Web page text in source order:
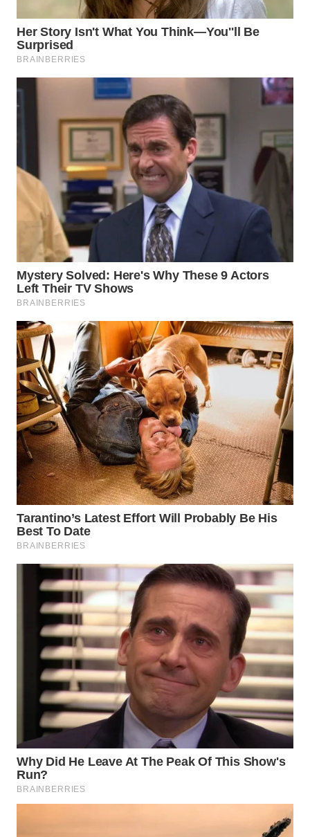
WN
TAPANULI
UTARA
SAMOSIR
PADANG
LAWAS
WN
SUMEDANG
WN
CIANJUR
KEPULAUAN
SERIBU
WN
TANGERANG
WN
BINJAI
WN
CIREBON
WN
WN
KUNINGAN
WN
MAJALENGKA
WN
SUBANG
SUKABUMI
WN